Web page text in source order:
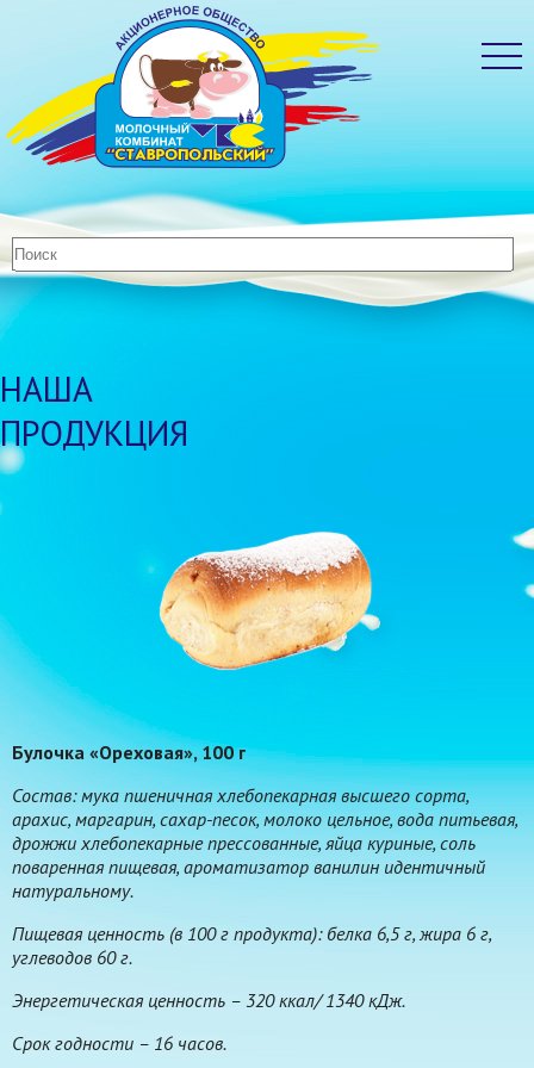
НАША
ПРОДУКЦИЯ
Булочка «Ореховая», 100 г
Состав: мука пшеничная хлебопекарная высшего сорта,
арахис, маргарин, сахар-песок, молоко цельное, вода питьевая,
дрожжи хлебопекарные прессованные, яйца куриные, соль
поваренная пищевая, ароматизатор ванилин идентичный
натуральному.
Пищевая ценность (в 100 г продукта): белка 6,5 г, жира 6 г,
углеводов 60 г.
Энергетическая ценность – 320 ккал/ 1340 кДж.
Срок годности – 16 часов.